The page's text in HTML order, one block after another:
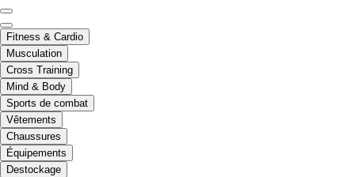
Fitness & Cardio
Musculation
Cross Training
Mind & Body
Sports de combat
Vêtements
Chaussures
Équipements
Destockage